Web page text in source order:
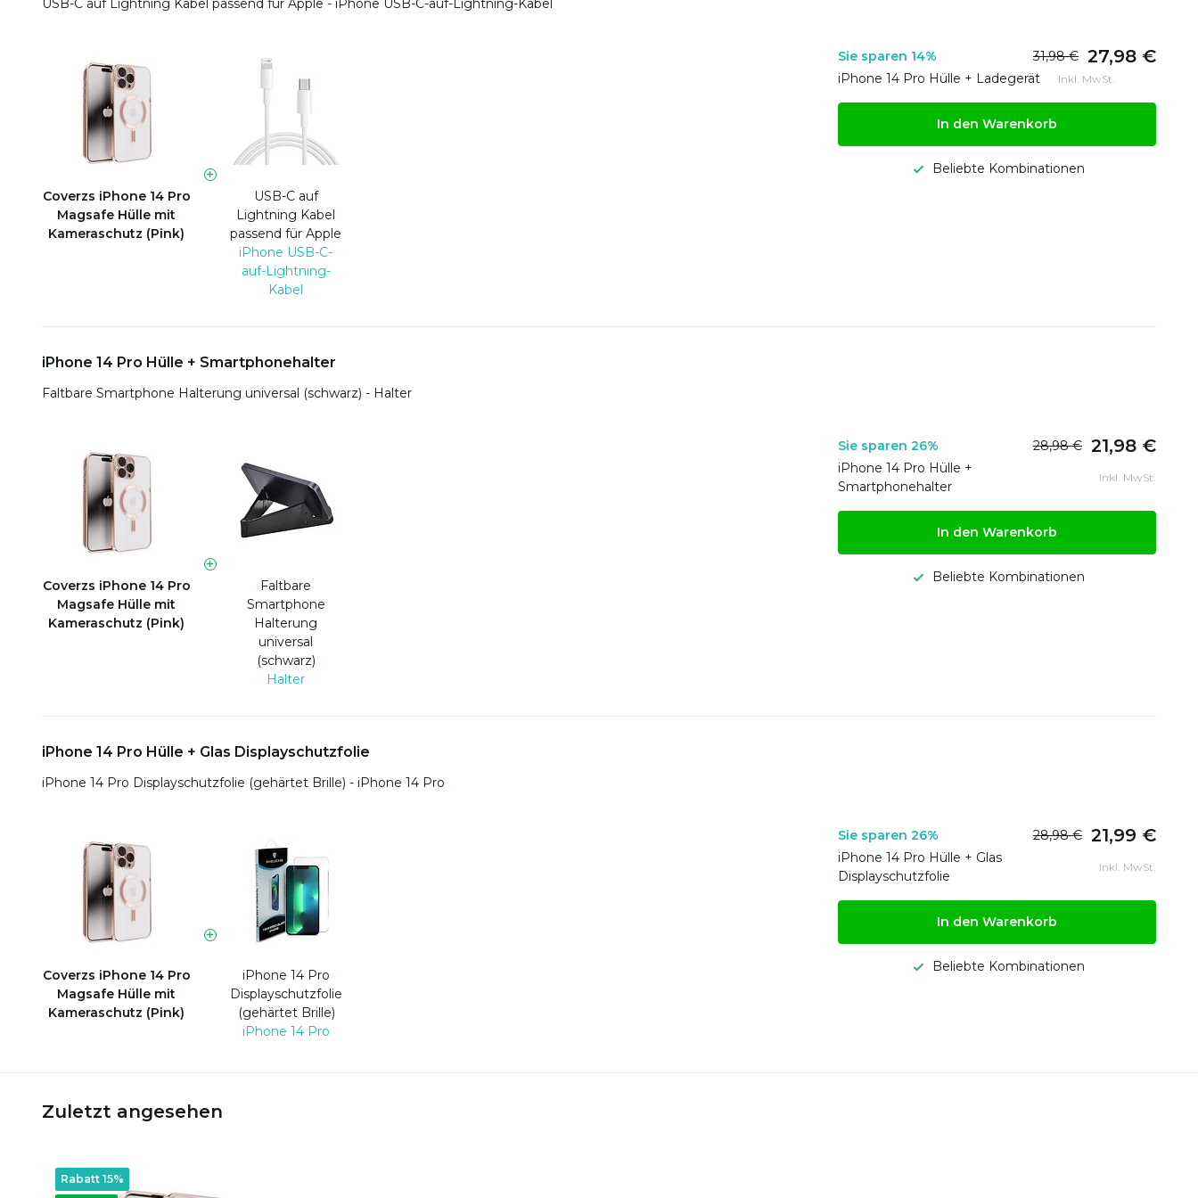
USB-C auf Lightning Kabel passend für Apple - iPhone USB-C-auf-Lightning-Kabel
Coverzs iPhone 14 Pro
Magsafe Hülle mit
Kameraschutz (Pink)
USB-C auf
Lightning Kabel
passend für Apple
iPhone USB-C-
auf-Lightning-
Kabel
Sie sparen 14% 31,98 € 27,98 €
iPhone 14 Pro Hülle + Ladegerät Inkl. MwSt.
In den Warenkorb
Beliebte Kombinationen
iPhone 14 Pro Hülle + Smartphonehalter
Faltbare Smartphone Halterung universal (schwarz) - Halter
Coverzs iPhone 14 Pro
Magsafe Hülle mit
Kameraschutz (Pink)
Faltbare
Smartphone
Halterung
universal
(schwarz)
Halter
Sie sparen 26% 28,98 € 21,98 €
iPhone 14 Pro Hülle +
Smartphonehalter
Inkl. MwSt.
In den Warenkorb
Beliebte Kombinationen
iPhone 14 Pro Hülle + Glas Displayschutzfolie
iPhone 14 Pro Displayschutzfolie (gehärtet Brille) - iPhone 14 Pro
Coverzs iPhone 14 Pro
Magsafe Hülle mit
Kameraschutz (Pink)
iPhone 14 Pro
Displayschutzfolie
(gehärtet Brille)
iPhone 14 Pro
Sie sparen 26% 28,98 € 21,99 €
iPhone 14 Pro Hülle + Glas
Displayschutzfolie
Inkl. MwSt.
In den Warenkorb
Beliebte Kombinationen
Zuletzt angesehen
Rabatt 15%